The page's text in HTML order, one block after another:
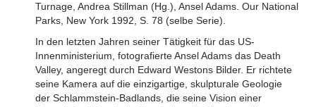
Turnage, Andrea Stillman (Hg.), Ansel Adams. Our National
Parks, New York 1992, S. 78 (selbe Serie).
In den letzten Jahren seiner Tätigkeit für das US-
Innenministerium, fotografierte Ansel Adams das Death
Valley, angeregt durch Edward Westons Bilder. Er richtete
seine Kamera auf die einzigartige, skulpturale Geologie
der Schlammstein-Badlands, die seine Vision einer